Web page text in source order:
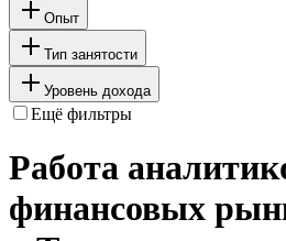
Опыт
Тип занятости
Уровень дохода
Ещё фильтры
Работа
финансовых